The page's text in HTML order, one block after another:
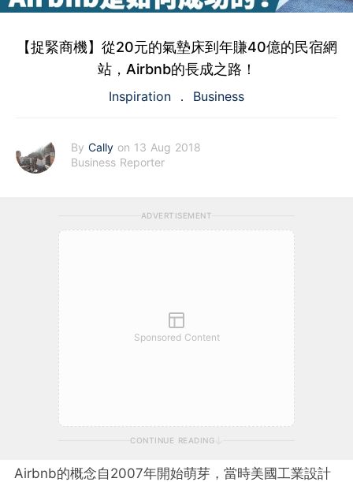
【捉緊商機】從20元的氣墊床到年賺40億的民宿網
站，Airbnb的長成之路！
Inspiration Business
By Cally on 13 Aug 2018
Business Reporter
ADVERTISEMENT
Sponsored Content
CONTINUE READING
Airbnb的概念自2007年開始萌芽，當時美國工業設計